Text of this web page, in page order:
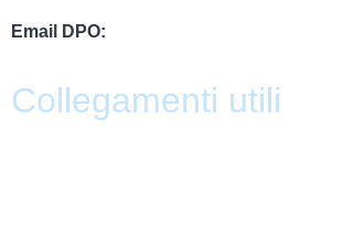
Email DPO:
Collegamenti utili